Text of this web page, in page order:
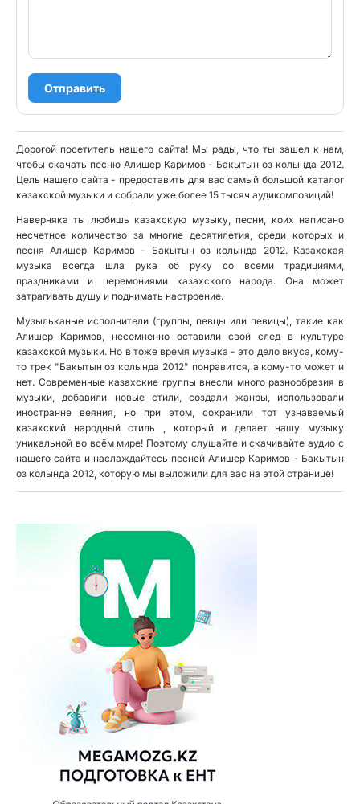
Отправить
Дорогой посетитель нашего сайта! Мы рады, что ты зашел к нам,
чтобы скачать песню Алишер Каримов - Бакытын оз колында 2012.
Цель нашего сайта - предоставить для вас самый большой каталог
казахской музыки и собрали уже более 15 тысяч аудикомпозиций!
Наверняка ты любишь казахскую музыку, песни, коих написано
несчетное количество за многие десятилетия, среди которых и
песня Алишер Каримов - Бакытын оз колында 2012. Казахская
музыка всегда шла рука об руку со всеми традициями,
праздниками и церемониями казахского народа. Она может
затрагивать душу и поднимать настроение.
Музыльканые исполнители (группы, певцы или певицы), такие как
Алишер Каримов, несомненно оставили свой след в культуре
казахской музыки. Но в тоже время музыка - это дело вкуса, кому-
то трек "Бакытын оз колында 2012" понравится, а кому-то может и
нет. Современные казахские группы внесли много разнообразия в
музыки, добавили новые стили, создали жанры, использовали
иностранне веяния, но при этом, сохранили тот узнаваемый
казахский народный стиль , который и делает нашу музыку
уникальной во всём мире! Поэтому слушайте и скачивайте аудио с
нашего сайта и наслаждайтесь песней Алишер Каримов - Бакытын
оз колында 2012, которую мы выложили для вас на этой странице!